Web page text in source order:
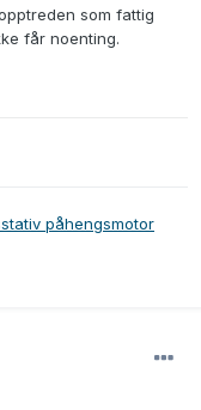
som fattig
får noenting.
påhengsmotor